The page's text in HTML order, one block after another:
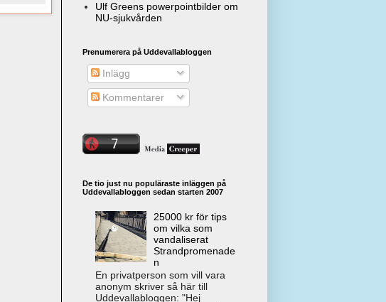
Ulf Greens powerpointbilder om
NU-sjukvården
Prenumerera på Uddevallabloggen
Inlägg
Kommentarer
De tio just nu populäraste inläggen på
Uddevallabloggen sedan starten 2007
25000 kr för tips
om vilka som
vandaliserat
Strandpromenade
n
En privatperson som vill vara
anonym skriver så här till
Uddevallabloggen: "Hej